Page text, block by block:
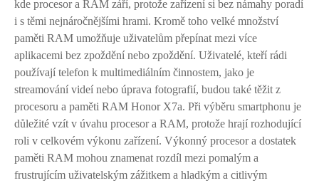
kde procesor a RAM září, protože zařízení si bez námahy poradí
i s těmi nejnáročnějšími hrami. Kromě toho velké množství
paměti RAM umožňuje uživatelům přepínat mezi více
aplikacemi bez zpoždění nebo zpoždění. Uživatelé, kteří rádi
používají telefon k multimediálním činnostem, jako je
streamování videí nebo úprava fotografií, budou také těžit z
procesoru a paměti RAM Honor X7a. Při výběru smartphonu je
důležité vzít v úvahu procesor a RAM, protože hrají rozhodující
roli v celkovém výkonu zařízení. Výkonný procesor a dostatek
paměti RAM mohou znamenat rozdíl mezi pomalým a
frustrujícím uživatelským zážitkem a hladkým a citlivým